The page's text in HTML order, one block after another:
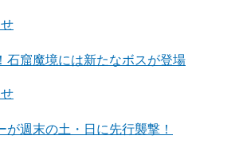
石窟魔境には新たなボスが登場
週末の土・日に先行襲撃！